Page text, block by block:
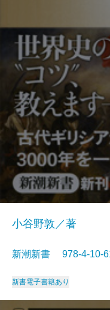
小谷野敦／著
新潮新書 978-4-10-
新書電子書籍あり